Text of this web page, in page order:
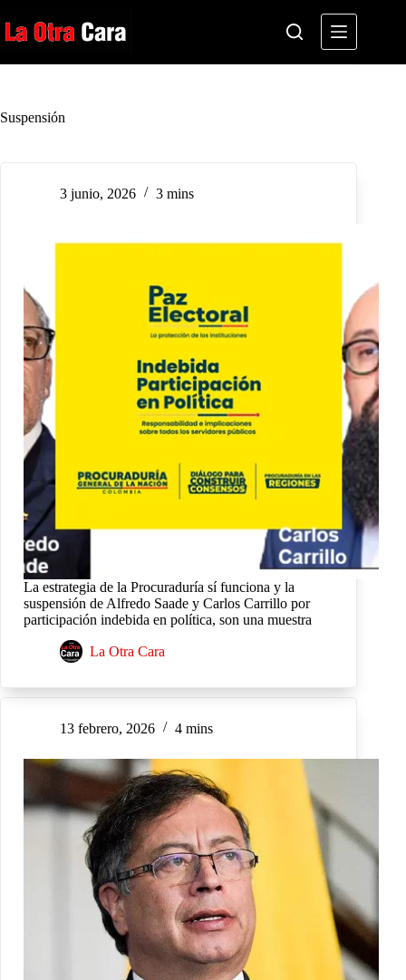
al
contenido
Suspensión
3 junio, 2026 3 mins
La estrategia de la Procuraduría sí funciona y la
suspensión de Alfredo Saade y Carlos Carrillo por
participación indebida en política, son una muestra
La Otra Cara
13 febrero, 2026 4 mins